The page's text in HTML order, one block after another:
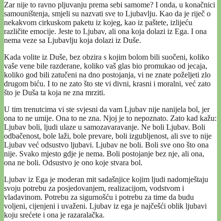
Zar nije to ravno pljuvanju prema sebi samome? I onda, u konačnici
samouništenja, smjeli su nazvati sve to Ljubavlju. Kao da je riječ o
nekakvom cirkuskom paketu iz kojeg, kao iz paštete, izlijeću
različite emocije. Jeste to Ljubav, ali ona koja dolazi iz Ega. I ona
nema veze sa Ljubavlju koja dolazi iz Duše.
Kada volite iz Duše, bez obzira s kojim bolom bili suočeni, koliko
vaše vene bile razderane, koliko vaš glas bio promukao od jecaja,
koliko god bili zatučeni na dno postojanja, vi ne znate poželjeti zlo
drugom biću. I to ne zato što ste vi divni, krasni i moralni, već zato
što je Duša ta koja ne zna mrziti.
U tim trenutcima vi ste svjesni da vam Ljubav nije nanijela bol, jer
ona to ne umije. Ona to ne zna. Njoj je to nepoznato. Zato kad kažu:
Ljubav boli, ljudi ulaze u samozavaravanje. Ne boli Ljubav. Boli
odbačenost, bole laži, bole prevare, boli izgubljenost, ali sve to nije
Ljubav već odsustvo ljubavi. Ljubav ne boli. Boli sve ono što ona
nije. Svako mjesto gdje je nema. Boli postojanje bez nje, ali ona,
ona ne boli. Odsustvo je ono koje stvara bol.
Ljubav iz Ega je moderan mit sadašnjice kojim ljudi nadomještaju
svoju potrebu za posjedovanjem, realizacijom, vodstvom i
vladavinom. Potrebu za sigurnošću i potrebu za time da budu
voljeni, cijenjeni i uvaženi. Ljubav iz ega je najčešći oblik ljubavi
koju srećete i ona je razaralačka.